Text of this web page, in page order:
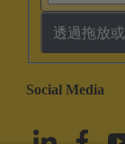
透過拖放或
Social Media